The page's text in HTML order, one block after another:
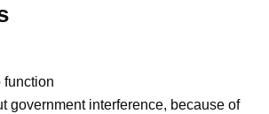
function
government interference, because of